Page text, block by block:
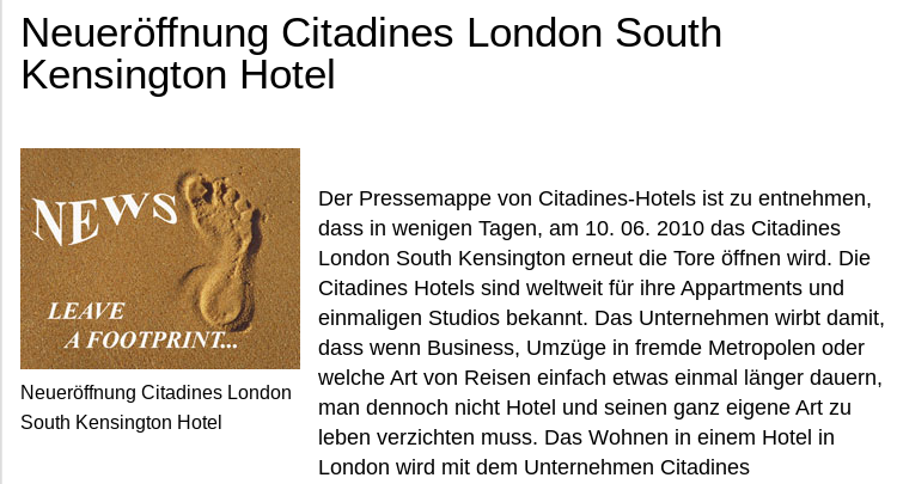
Neueröffnung Citadines London South
Kensington Hotel
Neueröffnung Citadines London
South Kensington Hotel
Der Pressemappe von Citadines-Hotels ist zu entnehmen,
dass in wenigen Tagen, am 10. 06. 2010 das Citadines
London South Kensington erneut die Tore öffnen wird. Die
Citadines Hotels sind weltweit für ihre Appartments und
einmaligen Studios bekannt. Das Unternehmen wirbt damit,
dass wenn Business, Umzüge in fremde Metropolen oder
welche Art von Reisen einfach etwas einmal länger dauern,
man dennoch nicht Hotel und seinen ganz eigene Art zu
leben verzichten muss. Das Wohnen in einem Hotel in
London wird mit dem Unternehmen Citadines